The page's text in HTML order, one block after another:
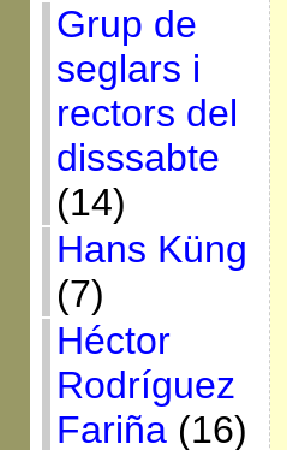
Grup de
seglars i
rectors del
disssabte
(14)
Hans Küng
(7)
Héctor
Rodríguez
Fariña(16)